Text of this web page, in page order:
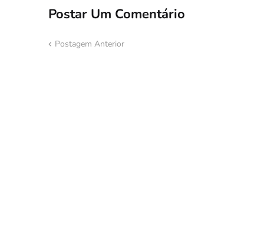
Postar Um Comentário
Postagem Anterior